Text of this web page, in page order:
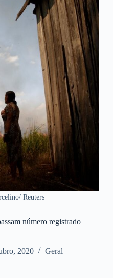
Reuters
número registrado
2020 Geral